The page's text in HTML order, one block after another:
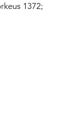
1372;